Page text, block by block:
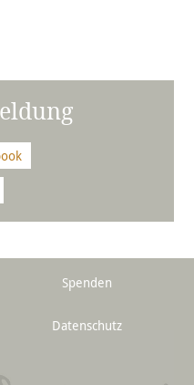
Spenden
Datenschutz